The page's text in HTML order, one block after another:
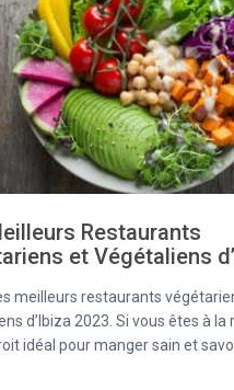
Restaurants
et Végétaliens
meilleurs restaurants
d’Ibiza 2023. Si vous êtes à la
idéal pour manger sain et